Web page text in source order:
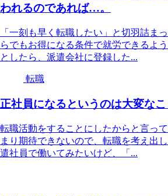
われるのであれば…。
「一刻も早く転職したい」と切羽詰ま
らでもお得になる条件で就労できるよ
としたら、派遣会社に登録した...
転職
正社員になるというのは大変な
転職活動をすることにしたからと言っ
まり期待できないので、転職を考え出
遣社員で働いてみたいけど、「...